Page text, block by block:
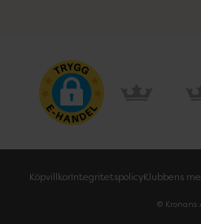
KöpvillkorIntegritetspolicyKlubbens
© Kronans